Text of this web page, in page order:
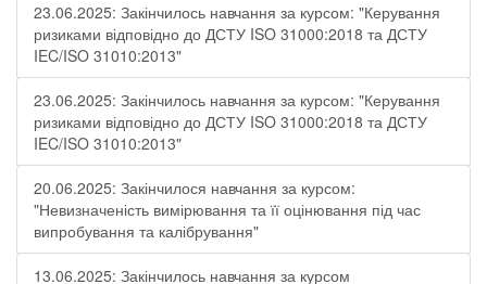
23.06.2025: Закінчилось навчання за курсом: "Керування
ризиками відповідно до ДСТУ ISO 31000:2018 та ДСТУ
IEC/ISO 31010:2013"
23.06.2025: Закінчилось навчання за курсом: "Керування
ризиками відповідно до ДСТУ ISO 31000:2018 та ДСТУ
IEC/ISO 31010:2013"
20.06.2025: Закінчилося навчання за курсом:
"Невизначеність вимірювання та її оцінювання під час
випробування та калібрування"
13.06.2025: Закінчилось навчання за курсом